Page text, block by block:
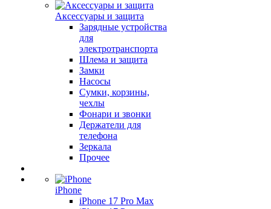
Аксессуары и защита
Зарядные устройства
для
электротранспорта
Шлема и защита
Замки
Насосы
Сумки, корзины,
чехлы
Фонари и звонки
Держатели для
телефона
Зеркала
Прочее
iPhone
iPhone 17 Pro Max